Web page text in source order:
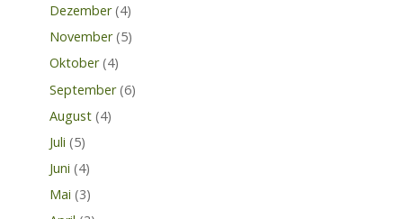
Dezember (4)
November (5)
Oktober (4)
September (6)
August (4)
Juli (5)
Juni (4)
Mai (3)